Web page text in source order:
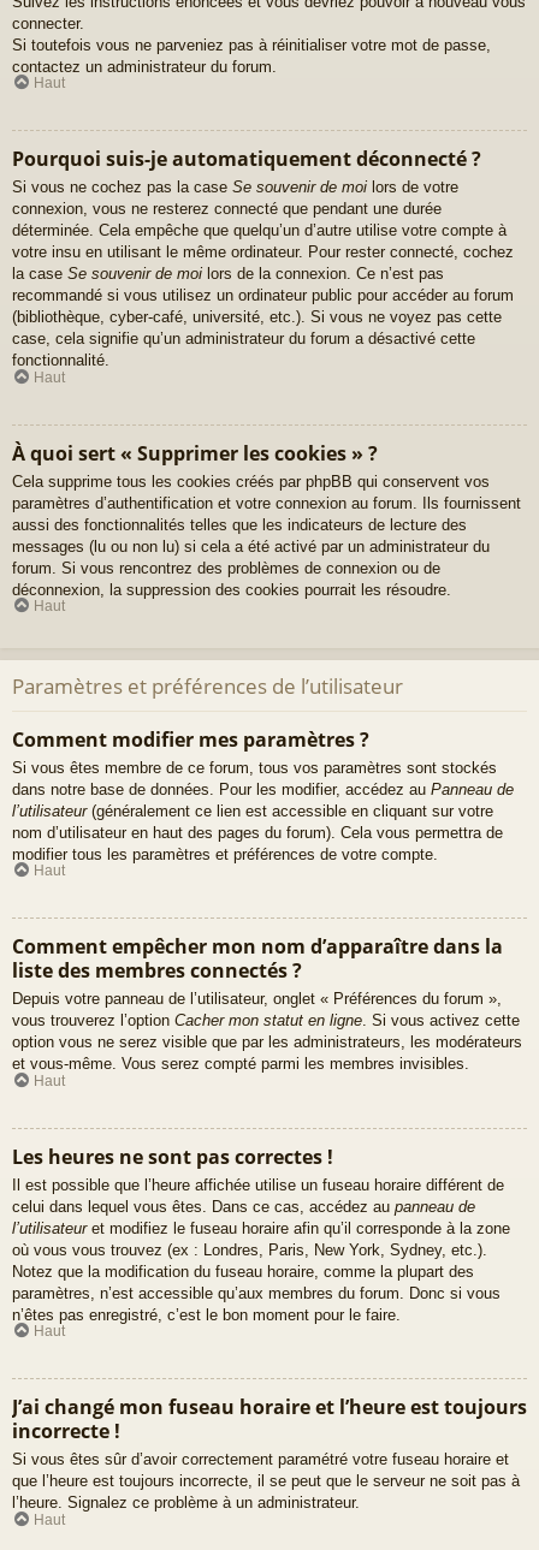
connecter.
Si toutefois vous ne parveniez pas à réinitialiser votre mot de passe,
contactez un administrateur du forum.
Haut
Pourquoi suis-je automatiquement déconnecté ?
Si vous ne cochez pas la case Se souvenir de moi lors de votre
connexion, vous ne resterez connecté que pendant une durée
déterminée. Cela empêche que quelqu’un d’autre utilise votre compte à
votre insu en utilisant le même ordinateur. Pour rester connecté, cochez
la case Se souvenir de moi lors de la connexion. Ce n’est pas
recommandé si vous utilisez un ordinateur public pour accéder au forum
(bibliothèque, cyber-café, université, etc.). Si vous ne voyez pas cette
case, cela signifie qu’un administrateur du forum a désactivé cette
fonctionnalité.
Haut
À quoi sert « Supprimer les cookies » ?
Cela supprime tous les cookies créés par phpBB qui conservent vos
paramètres d’authentification et votre connexion au forum. Ils fournissent
aussi des fonctionnalités telles que les indicateurs de lecture des
messages (lu ou non lu) si cela a été activé par un administrateur du
forum. Si vous rencontrez des problèmes de connexion ou de
déconnexion, la suppression des cookies pourrait les résoudre.
Haut
Paramètres et préférences de l’utilisateur
Comment modifier mes paramètres ?
Si vous êtes membre de ce forum, tous vos paramètres sont stockés
dans notre base de données. Pour les modifier, accédez au Panneau de
l’utilisateur(généralement ce lien est accessible en cliquant sur votre
nom d’utilisateur en haut des pages du forum). Cela vous permettra de
modifier tous les paramètres et préférences de votre compte.
Haut
Comment empêcher mon nom d’apparaître dans la
liste des membres connectés ?
Depuis votre panneau de l’utilisateur, onglet « Préférences du forum »,
vous trouverez l’option Cacher mon statut en ligne. Si vous activez cette
option vous ne serez visible que par les administrateurs, les modérateurs
et vous-même. Vous serez compté parmi les membres invisibles.
Haut
Les heures ne sont pas correctes !
Il est possible que l’heure affichée utilise un fuseau horaire différent de
celui dans lequel vous êtes. Dans ce cas, accédez au panneau de
l’utilisateuret modifiez le fuseau horaire afin qu’il corresponde à la zone
où vous vous trouvez (ex : Londres, Paris, New York, Sydney, etc.).
Notez que la modification du fuseau horaire, comme la plupart des
paramètres, n’est accessible qu’aux membres du forum. Donc si vous
n’êtes pas enregistré, c’est le bon moment pour le faire.
Haut
J’ai changé mon fuseau horaire et l’heure est toujours
incorrecte !
Si vous êtes sûr d’avoir correctement paramétré votre fuseau horaire et
que l’heure est toujours incorrecte, il se peut que le serveur ne soit pas à
l’heure. Signalez ce problème à un administrateur.
Haut